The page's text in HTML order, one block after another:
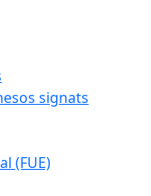
signats
(FUE)